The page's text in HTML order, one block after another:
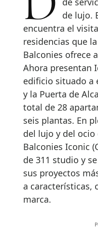
de lujo.
encuentra el
residencias que
Balconies ofrece
Ahora presentan
edificio situado a
y la Puerta de
total de 28
seis plantas. En
del lujo y del ocio
Balconies Iconic
de 311 studio y
sus proyectos
a características,
marca.